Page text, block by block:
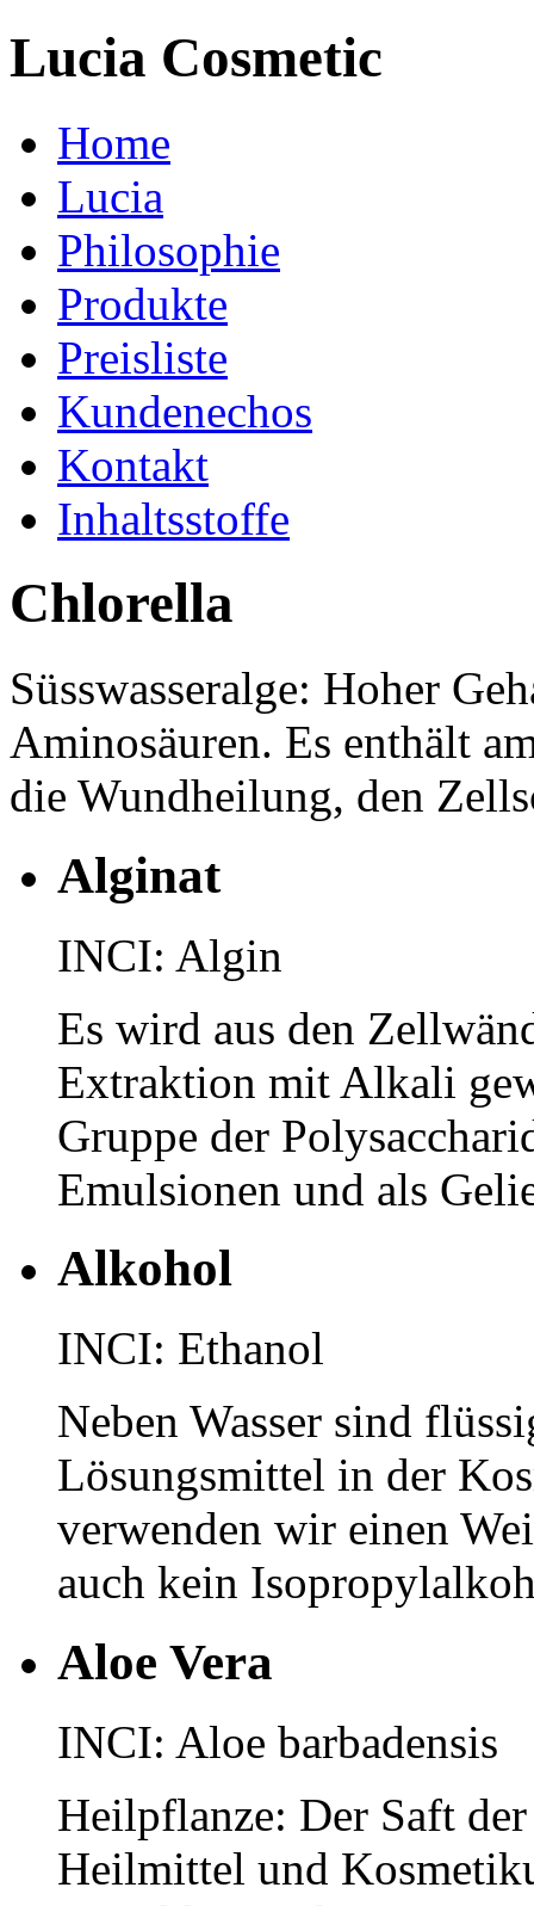
Lucia Cosmetic
Home
Lucia
Philosophie
Produkte
Preisliste
Kundenechos
Kontakt
Inhaltsstoffe
Chlorella
Süsswasseralge: Hoher
Aminosäuren. Es enthält
die Wundheilung, den
Alginat
INCI: Algin
Es wird aus den
Extraktion mit Alkali
Gruppe der
Emulsionen und als
Alkohol
INCI: Ethanol
Neben Wasser sind
Lösungsmittel in der
verwenden wir einen
auch kein
Aloe Vera
INCI: Aloe barbadensis
Heilpflanze: Der Saft
Heilmittel und